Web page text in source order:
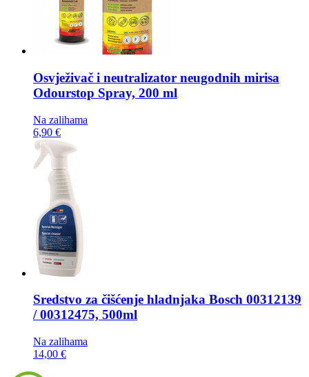
Osvježivač i neutralizator neugodnih mirisa
Odourstop Spray, 200 ml
Na zalihama
6,90 €
Sredstvo za čišćenje hladnjaka Bosch 00312139
/ 00312475, 500ml
Na zalihama
14,00 €